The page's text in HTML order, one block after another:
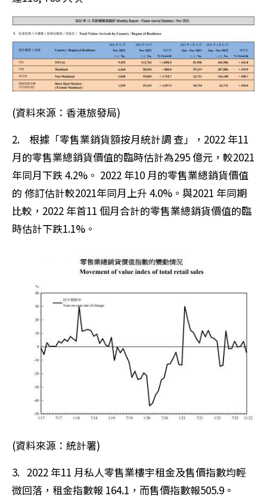
(資料來源：香港旅發局)
2. 根據「零售業銷貨額按月統計調 查」，2022 年11
月的零售業總銷貨價值的臨時估計為295 億元，較2021
年同月下跌 4.2%。 2022 年10 月的零售業總銷貨價值
的 修訂估計較2021年同月上升 4.0%。與2021 年同期
比較，2022 年首11 個月合計的零售業總銷貨價值的臨
時估計下跌1.1%。
(資料來源：統計署)
3. 2022 年11 月私人零售業樓宇租金及售價指數均輕
微回落，租金指數報 164.1，而售價指數報505.9。